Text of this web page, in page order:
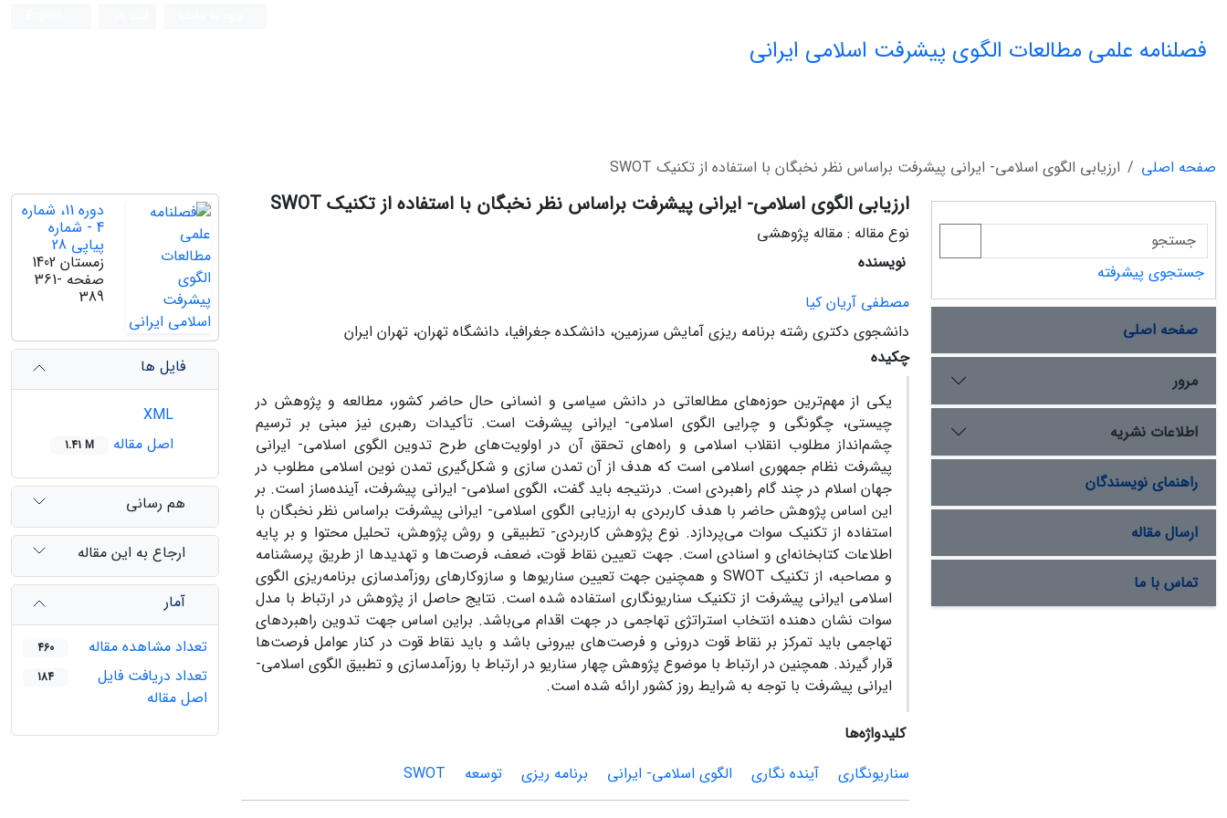
فصلنامه علمی مطالعات الگوی پیشرفت اسلامی ایرانی
صفحه اصلی ارزیابی الگوی اسلامی- ایرانی پیشرفت براساس نظر نخبگان با استفاده از تکنیک SWOT
ارزیابی الگوی اسلامی- ایرانی پیشرفت براساس نظر نخبگان با استفاده از تکنیک SWOT
نوع مقاله : مقاله پژوهشی
نویسنده
مصطفی آریان کیا
دانشجوی دکتری رشته برنامه ریزی آمایش سرزمین، دانشکده جغرافیا، دانشگاه تهران، تهران ایران
چکیده
یکی از مهم‌ترین حوزه‌های مطالعاتی در دانش سیاسی و انسانی حال حاضر کشور، مطالعه و پژوهش در
چیستی، چگونگی و چرایی الگوی اسلامی- ایرانی پیشرفت است. تأکیدات رهبری نیز مبنی بر ترسیم
چشم‌انداز مطلوب انقلاب اسلامی و راه‌های تحقق آن در اولویت‌های طرح تدوین الگوی اسلامی- ایرانی
پیشرفت نظام جمهوری اسلامی است که هدف از آن تمدن سازی و شکل‌گیری تمدن نوین اسلامی مطلوب در
جهان اسلام در چند گام راهبردی است. درنتیجه باید گفت، الگوی اسلامی- ایرانی پیشرفت، آینده‌ساز است. بر
این اساس پژوهش حاضر با هدف کاربردی به ارزیابی الگوی اسلامی- ایرانی پیشرفت براساس نظر نخبگان با
استفاده از تکنیک سوات می‌پردازد. نوع پژوهش کاربردی- تطبیقی و روش پژوهش، تحلیل محتوا و بر پایه
اطلاعات کتابخانه‌ای و اسنادی است. جهت تعیین نقاط قوت، ضعف، فرصت‌ها و تهدیدها از طریق پرسشنامه
و مصاحبه، از تکنیک SWOT و همچنین جهت تعیین سناریوها و سازوکارهای روزآمدسازی برنامه‌ریزی الگوی
اسلامی ایرانی پیشرفت از تکنیک سناریونگاری استفاده شده است. نتایج حاصل از پژوهش در ارتباط با مدل
سوات نشان دهنده انتخاب استراتژی تهاجمی در جهت اقدام می‌باشد. براین اساس جهت تدوین راهبردهای
تهاجمی باید تمرکز بر نقاط قوت درونی و فرصت‌های بیرونی باشد و باید نقاط قوت در کنار عوامل فرصت‌ها
قرار گیرند. همچنین در ارتباط با موضوع پژوهش چهار سناریو در ارتباط با روزآمدسازی و تطبیق الگوی اسلامی-
ایرانی پیشرفت با توجه به شرایط روز کشور ارائه شده است.
کلیدواژه‌ها
سناریونگاری
آینده نگاری الگوی اسلامی- ایرانی برنامه ریزی توسعه SWOT
دوره 11، شماره
4 - شماره
پیاپی 28
زمستان 1402
صفحه 361-
389
فایل ها
اصل مقاله
1.41 M
هم رسانی
ارجاع به این مقاله
آمار
تعداد مشاهده مقاله
460
تعداد دریافت فایل
اصل مقاله
184
جستجوی پیشرفته
صفحه اصلی
مرور
اطلاعات نشریه
راهنمای نویسندگان
ارسال مقاله
تماس با ما